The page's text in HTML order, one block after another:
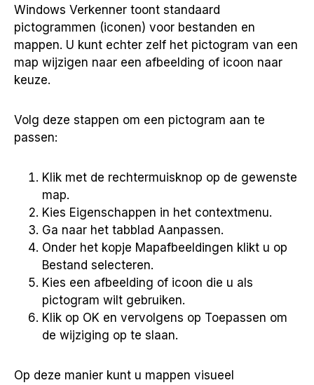
Windows Verkenner toont standaard
pictogrammen (iconen) voor bestanden en
mappen. U kunt echter zelf het pictogram van een
map wijzigen naar een afbeelding of icoon naar
keuze.
Volg deze stappen om een pictogram aan te
passen:
Klik met de rechtermuisknop op de gewenste
map.
Kies Eigenschappen in het contextmenu.
Ga naar het tabblad Aanpassen.
Onder het kopje Mapafbeeldingen klikt u op
Bestand selecteren.
Kies een afbeelding of icoon die u als
pictogram wilt gebruiken.
Klik op OK en vervolgens op Toepassen om
de wijziging op te slaan.
Op deze manier kunt u mappen visueel